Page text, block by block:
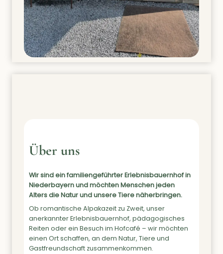
Über uns
Wir sind ein familiengeführter Erlebnisbauernhof in
Niederbayern und möchten Menschen jeden
Alters die Natur und unsere Tiere näherbringen.
Ob romantische Alpakazeit zu Zweit, unser
anerkannter Erlebnisbauernhof, pädagogisches
Reiten oder ein Besuch im Hofcafé – wir möchten
einen Ort schaffen, an dem Natur, Tiere und
Gastfreundschaft zusammenkommen.